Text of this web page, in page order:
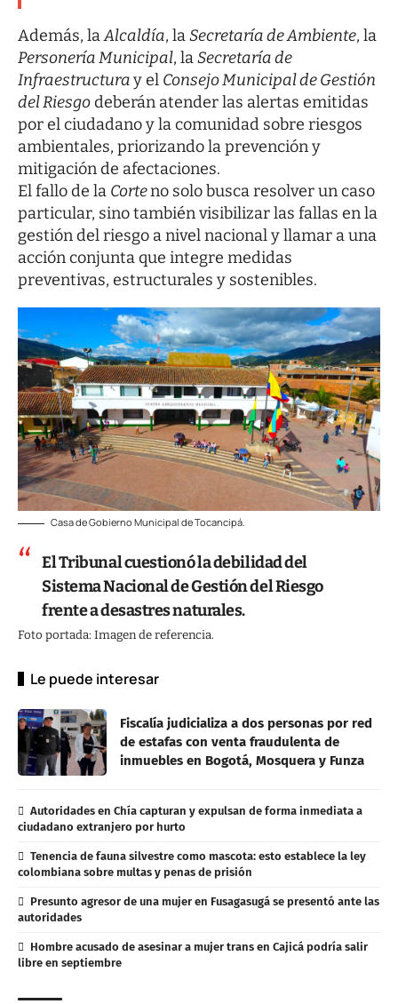
Además, laAlcaldía, laSecretaría de Ambiente, la
Personería Municipal, laSecretaría de
Infraestructuray el Consejo Municipal de Gestión
del Riesgodeberán atender las alertas emitidas
por el ciudadano y la comunidad sobre riesgos
ambientales, priorizando la prevención y
mitigación de afectaciones.
El fallo de la Corteno solo busca resolver un caso
particular, sino también visibilizar las fallas en la
gestión del riesgo a nivel nacional y llamar a una
acción conjunta que integre medidas
preventivas, estructurales y sostenibles.
Casa de Gobierno Municipal de Tocancipá.
El Tribunal cuestionó la debilidad del
Sistema Nacional de Gestión del Riesgo
frente a desastres naturales.
Foto portada: Imagen de referencia.
Le puede interesar
Fiscalía judicializa a dos personas por red
de estafas con venta fraudulenta de
inmuebles en Bogotá, Mosquera y Funza
Autoridades en Chía capturan y expulsan de forma inmediata a
ciudadano extranjero por hurto
Tenencia de fauna silvestre como mascota: esto establece la ley
colombiana sobre multas y penas de prisión
Presunto agresor de una mujer en Fusagasugá se presentó ante las
autoridades
Hombre acusado de asesinar a mujer trans en Cajicá podría salir
libre en septiembre